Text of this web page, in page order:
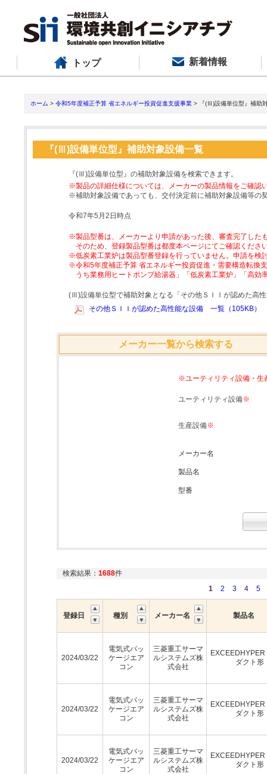
トップ 新着情報
ホーム > 令和5年度補正予算 省エネルギー投資促進支援事業 > 『(Ⅲ)設備単位型』補助
『(Ⅲ)設備単位型』補助対象設備一覧
『(Ⅲ)設備単位型』の補助対象設備を検索できます。
※製品の詳細仕様については、メーカーの製品情報をご確認
※補助対象設備であっても、交付決定前に補助対象設備等の
令和7年5月2日時点
※製品型番は、メーカーより申請があった後、審査完了した
そのため、登録製品型番は都度本ページにてご確認くださ
※低炭素工業炉は製品型番登録を行っていません。申請を検
※令和5年度補正予算 省エネルギー投資促進・需要構造転換
うち業務用ヒートポンプ給湯器」「低炭素工業炉」「高
(Ⅲ)設備単位型で補助対象となる「その他ＳＩＩが認めた高
その他ＳＩＩが認めた高性能な設備 一覧（105KB）
メーカー一覧から検索する
※ユーティリティ設備・生
ユーティリティ設備※
生産設備※
メーカー名
製品名
型番
検索結果： 1688件
1
2 3 4 5
登録日 種別 メーカー名 製品名
2024/03/22
電気式パッ
ケージエア
コン
三菱重工サーマ
ルシステムズ株
式会社
EXCEEDHYPER
ダクト形
2024/03/22
電気式パッ
ケージエア
コン
三菱重工サーマ
ルシステムズ株
式会社
EXCEEDHYPER
ダクト形
2024/03/22
電気式パッ
ケージエア
コン
三菱重工サーマ
ルシステムズ株
式会社
EXCEEDHYPER
ダクト形